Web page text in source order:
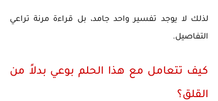
لذلك لا يوجد تفسير واحد جامد، بل قراءة مرنة تراعي
التفاصيل.
كيف تتعامل مع هذا الحلم بوعي بدلاً من
القلق؟